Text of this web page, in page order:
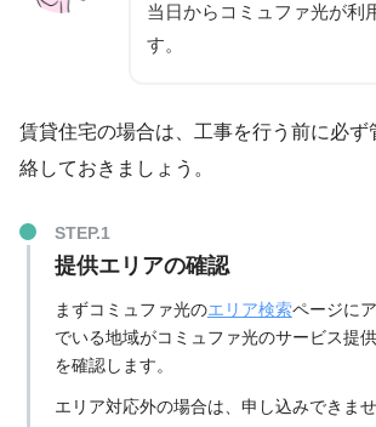
当日からコミュファ光が利
す。
賃貸住宅の場合は、工事を行う前に必ず
絡しておきましょう。
提供エリアの確認
まずコミュファ光のエリア検索ページに
でいる地域がコミュファ光のサービス提
を確認します。
エリア対応外の場合は、申し込みできませ